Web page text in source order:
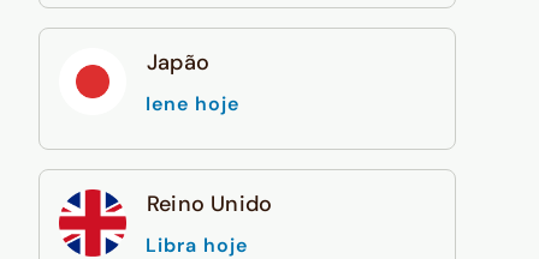
Japão
Iene hoje
Reino Unido
Libra hoje